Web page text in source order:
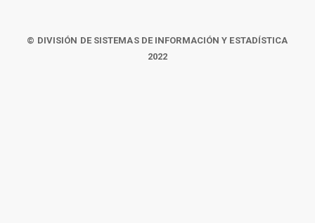
© DIVISIÓN DE SISTEMAS DE INFORMACIÓN Y ESTADÍSTICA
2022